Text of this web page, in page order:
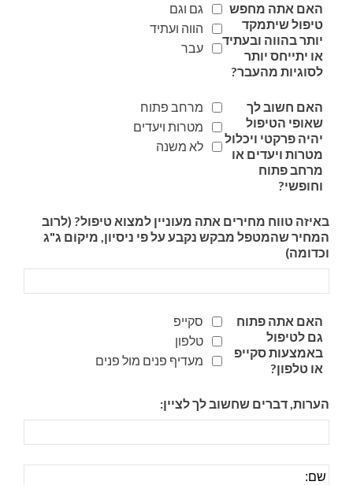
האם אתה מחפש
טיפול שיתמקד
יותר בהווה ובעתיד
או יתייחס יותר
לסוגיות מהעבר?
גם וגם
הווה ועתיד
עבר
האם חשוב לך
שאופי הטיפול
יהיה פרקטי ויכלול
מטרות ויעדים או
מרחב פתוח
וחופשי?
מרחב פתוח
מטרות ויעדים
לא משנה
באיזה טווח מחירים אתה מעוניין למצוא טיפול? (לרוב
המחיר שהמטפל מבקש נקבע על פי ניסיון, מיקום ג"ג
וכדומה)
האם אתה פתוח
גם לטיפול
באמצעות סקייפ
או טלפון?
סקייפ
טלפון
מעדיף פנים מול פנים
הערות, דברים שחשוב לך לציין: